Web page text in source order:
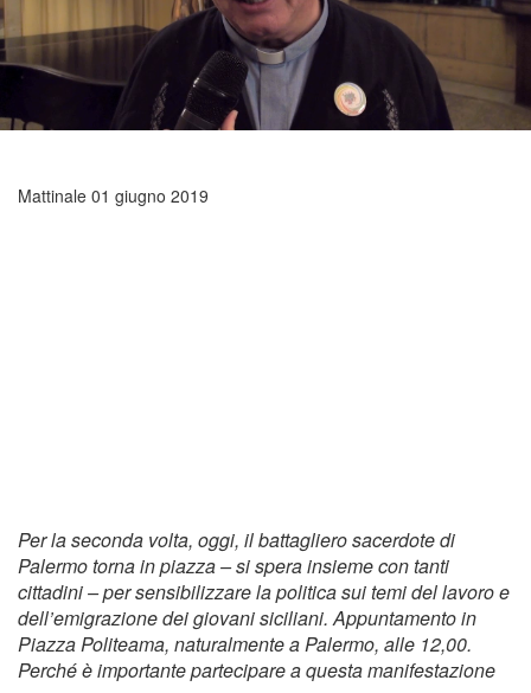
Mattinale 01 giugno 2019
Per la seconda volta, oggi, il battagliero sacerdote di
Palermo torna in piazza – si spera insieme con tanti
cittadini – per sensibilizzare la politica sui temi del lavoro e
dell’emigrazione dei giovani siciliani. Appuntamento in
Piazza Politeama, naturalmente a Palermo, alle 12,00.
Perché è importante partecipare a questa manifestazione